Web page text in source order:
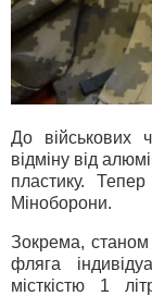
До військових
відміну від
пластику.
Міноборони.
Зокрема,
фляга
місткістю 1